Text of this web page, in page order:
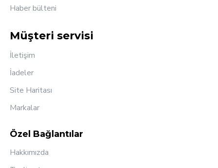
Haber bülteni
Müşteri servisi
İletişim
İadeler
Site Haritası
Markalar
Özel Bağlantılar
Hakkımızda